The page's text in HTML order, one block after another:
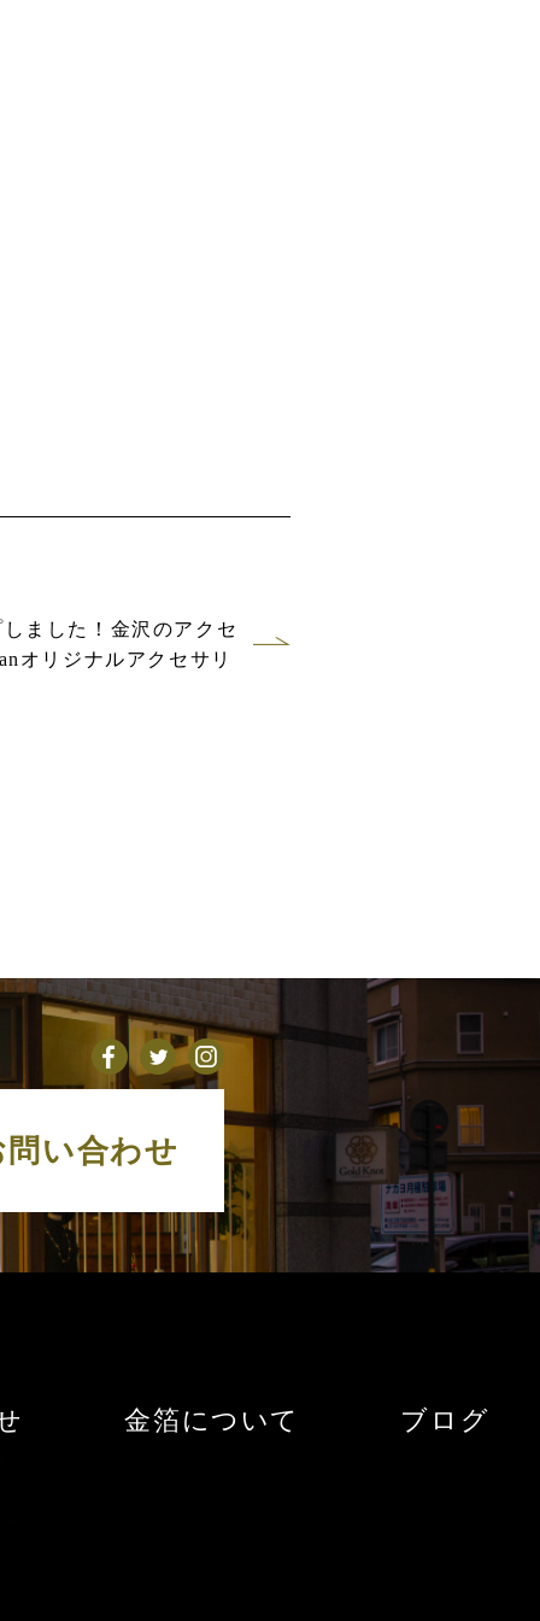
ました！金沢のアクセ
オリジナルアクセサリ
問い合わせ
金箔について ブログ